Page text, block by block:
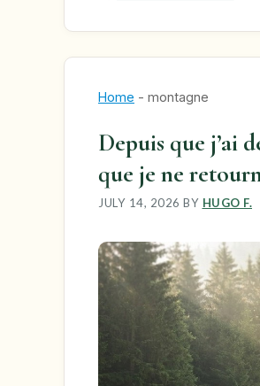
Home - montagne
Depuis que j’ai
que je ne
JULY 14, 2026 BY HUGO F.